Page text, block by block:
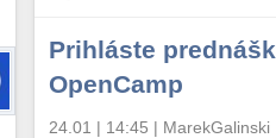
Prihláste
OpenCamp
24.01 | 14:45 | MarekGalinski